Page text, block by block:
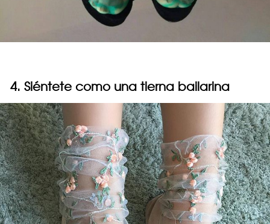
4. Siéntete como una tierna bailarina